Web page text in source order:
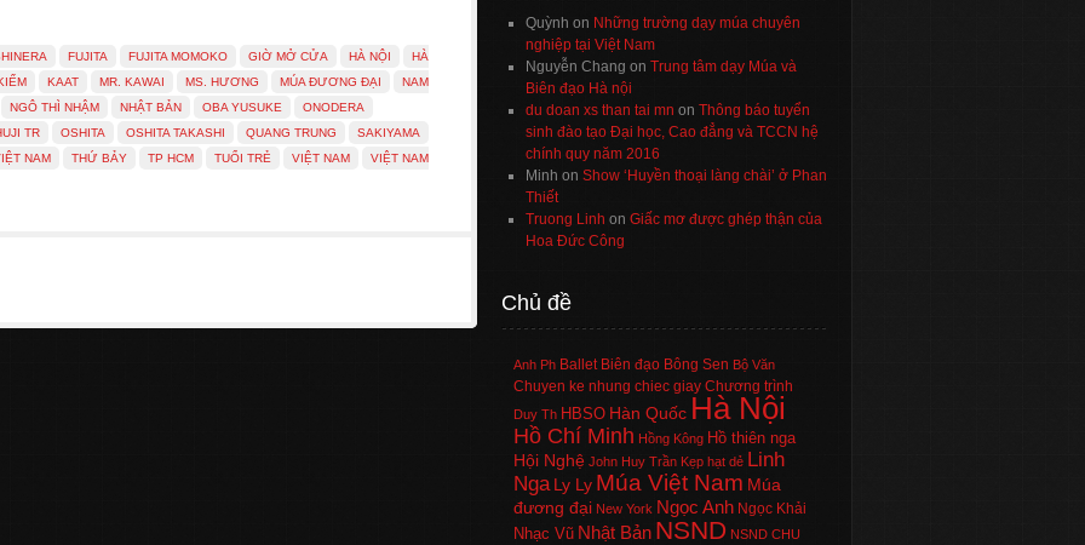
FUJITA FUJITA MOMOKO GIỜ MỞ CỬA HÀ NỘI
HÀ
KAAT MR. KAWAI MS. HƯƠNG MÚA ĐƯƠNG ĐẠI
NAM
NGÔ THÌ NHẬM
NHẬT BẢN OBA YUSUKE
ONODERA
TR
OSHITA OSHITA TAKASHI QUANG TRUNG
SAKIYAMA
NAM
THỨ BẢY TP HCM TUỔI TRẺ VIỆT NAM VIỆT NAM
Quỳnh on Những trường dạy múa chuyên
nghiệp tại Việt Nam
Nguyễn Chang on Trung tâm dạy Múa và
Biên đạo Hà nội
du doan xs than tai mn on Thông báo tuyển
sinh đào tạo Đại học, Cao đẳng và TCCN hệ
chính quy năm 2016
Minh on Show ‘Huyền thoại làng chài’ ở Phan
Thiết
Truong Linh on Giấc mơ được ghép thận của
Hoa Đức Công
Chủ đề
Anh Ph Ballet Biên đạo Bông Sen Bộ Văn
Chuyen ke nhung chiec giay Chương trình
Duy Th HBSO Hàn Quốc Hà Nội
Hồ Chí Minh Hồng Kông Hồ thiên nga
Hội Nghệ John Huy Trần Kẹp hạt dẻ Linh
Nga Ly Ly Múa Việt Nam Múa
đương đại New York Ngọc Anh Ngọc Khải
Nhạc Vũ Nhật Bản NSND NSND CHU